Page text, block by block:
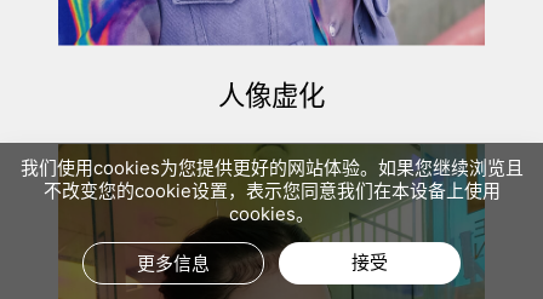
人像虚化
我们使用cookies为您提供更好的网站体验。如果您继续浏览且
不改变您的cookie设置，表示您同意我们在本设备上使用
cookies。
更多信息 接受